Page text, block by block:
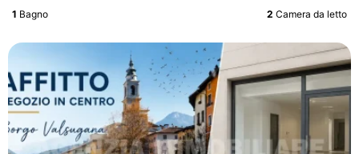
2 Camera da letto
1 Bagno